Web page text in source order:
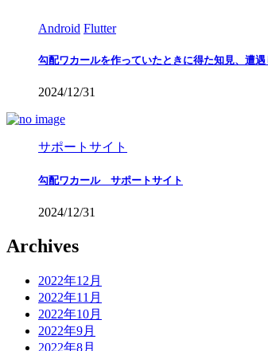
Android Flutter
勾配ワカールを作っていたときに得た知見、遭
2024/12/31
サポートサイト
勾配ワカール サポートサイト
2024/12/31
Archives
2022年12月
2022年11月
2022年10月
2022年9月
2022年8月